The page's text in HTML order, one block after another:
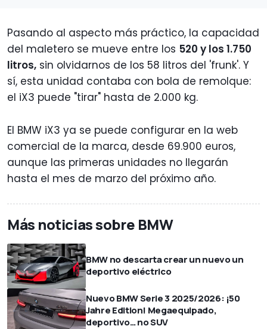
Pasando al aspecto más práctico, la capacidad
del maletero se mueve entre los 520 y los 1.750
litros, sin olvidarnos de los 58 litros del 'frunk'. Y
sí, esta unidad contaba con bola de remolque:
el iX3 puede "tirar" hasta de 2.000 kg.
El BMW iX3 ya se puede configurar en la web
comercial de la marca, desde 69.900 euros,
aunque las primeras unidades no llegarán
hasta el mes de marzo del próximo año.
Más noticias sobre BMW
BMW no descarta crear un nuevo un
deportivo eléctrico
Nuevo BMW Serie 3 2025/2026: ¡50
Jahre Edition! Megaequipado,
deportivo… no SUV